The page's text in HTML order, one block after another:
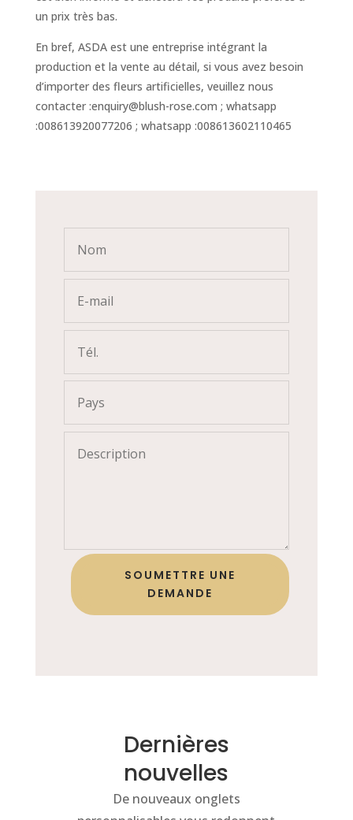
un prix très bas.
En bref, ASDA est une entreprise intégrant la
production et la vente au détail, si vous avez besoin
d’importer des fleurs artificielles, veuillez nous
contacter :enquiry@blush-rose.com ; whatsapp
:008613920077206 ; whatsapp :008613602110465
SOUMETTRE UNE
DEMANDE
Dernières
nouvelles
De nouveaux onglets